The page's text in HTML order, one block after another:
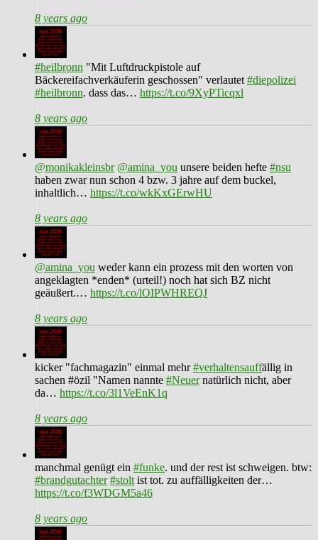
8 years ago
#heilbronn "Mit Luftdruckpistole auf
Bäckereifachverkäuferin geschossen" verlautet #diepolizei
#heilbronn. dass das… https://t.co/9XyPTicqxl
8 years ago
@monikakleinsbr @amina_you unsere beiden hefte #nsu
haben zwar nun schon 4 bzw. 3 jahre auf dem buckel,
inhaltlich… https://t.co/wkKxGErwHU
8 years ago
@amina_you weder kann ein prozess mit den worten von
angeklagten *enden* (urteil!) noch hat sich BZ nicht
geäußert.… https://t.co/lOIPWHREQJ
8 years ago
kicker "fachmagazin" einmal mehr#verhaltensauffällig in
sachen #özil "Namen nannte #Neuernatürlich nicht, aber
da… https://t.co/3l1VeEnK1q
8 years ago
manchmal genügt ein #funke. und der rest ist schweigen. btw:
#brandgutachter #stolt ist tot. zu auffälligkeiten der…
https://t.co/f3WDGM5a46
8 years ago